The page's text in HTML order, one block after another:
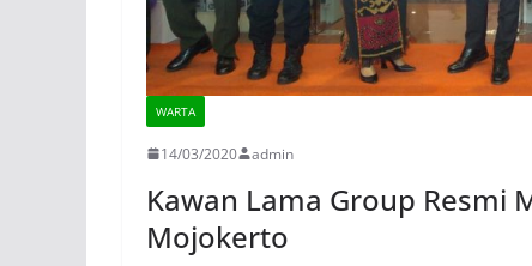
WARTA
14/03/2020 admin
Kawan Lama Group Resmi
Mojokerto